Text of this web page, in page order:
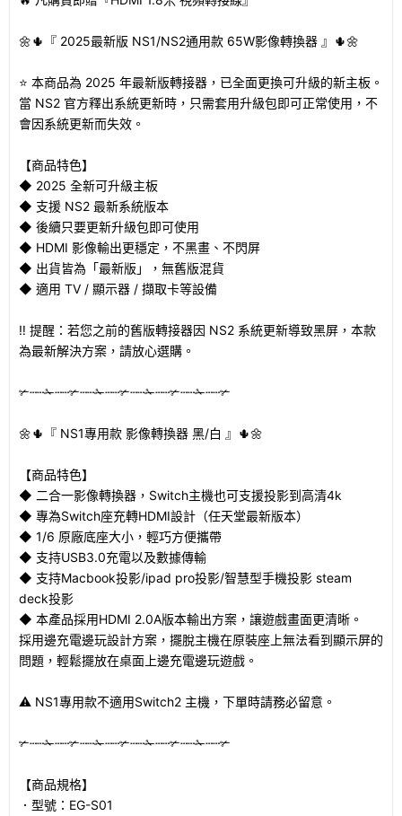
🌼🌵『 2025最新版 NS1/NS2通用款 65W影像轉換器 』🌵🌼
⭐ 本商品為 2025 年最新版轉接器，已全面更換可升級的新主板。
當 NS2 官方釋出系統更新時，只需套用升級包即可正常使用，不
會因系統更新而失效。
【商品特色】
◆ 2025 全新可升級主板
◆ 支援 NS2 最新系統版本
◆ 後續只要更新升級包即可使用
◆ HDMI 影像輸出更穩定，不黑畫、不閃屏
◆ 出貨皆為「最新版」，無舊版混貨
◆ 適用 TV / 顯示器 / 擷取卡等設備
‼️ 提醒：若您之前的舊版轉接器因 NS2 系統更新導致黑屏，本款
為最新解決方案，請放心選購。
✃┄┄✁┄┄✃┄┄✁┄┄✃┄┄✁┄┄✃┄┄✁┄┄✃
🌼🌵『 NS1專用款 影像轉換器 黑/白 』🌵🌼
【商品特色】
◆ 二合一影像轉換器，Switch主機也可支援投影到高清4k
◆ 專為Switch座充轉HDMI設計（任天堂最新版本）
◆ 1/6 原廠底座大小，輕巧方便攜帶
◆ 支持USB3.0充電以及數據傳輸
◆ 支持Macbook投影/ipad pro投影/智慧型手機投影 steam
deck投影
◆ 本產品採用HDMI 2.0A版本輸出方案，讓遊戲畫面更清晰。
採用邊充電邊玩設計方案，擺脫主機在原裝座上無法看到顯示屏的
問題，輕鬆擺放在桌面上邊充電邊玩遊戲。
⚠️ NS1專用款不適用Switch2 主機，下單時請務必留意。
✃┄┄✁┄┄✃┄┄✁┄┄✃┄┄✁┄┄✃┄┄✁┄┄✃
【商品規格】
．型號：EG-S01